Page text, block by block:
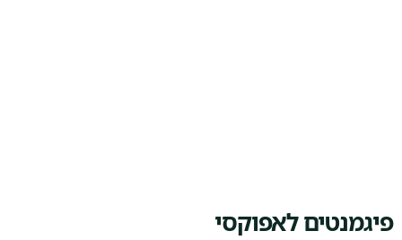
פיגמנטים לאפוקסי